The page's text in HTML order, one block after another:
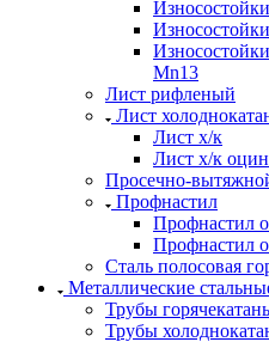
Mn13
Лист рифленый
Лист
Лист х/к
Лист х/к
Просечно-
Профнастил
Профнастил
Профнастил
Сталь полосовая
Металлические
Трубы
Трубы